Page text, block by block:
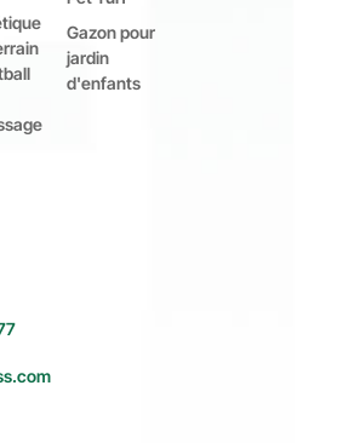
Gazon pour
jardin
d'enfants